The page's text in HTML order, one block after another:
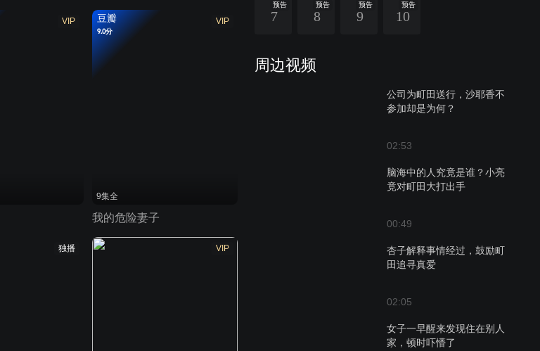
预告
7
预告
8
预告
9
预告
10
周边视频
公司为町田送行，沙耶香不
参加却是为何？
02:53
脑海中的人究竟是谁？小亮
竟对町田大打出手
00:49
杏子解释事情经过，鼓励町
田追寻真爱
02:05
女子一早醒来发现住在别人
家，顿时吓懵了
VIP VIP
豆瓣
9.0分
9集全
我的危险妻子
独播 VIP